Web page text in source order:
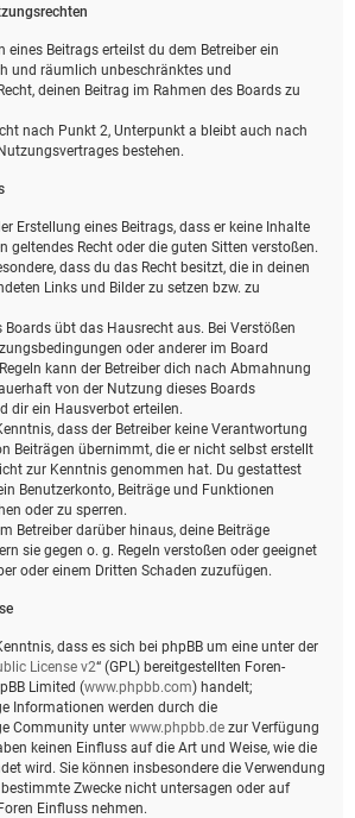
eines Beitrags erteilst du dem Betreiber ein
und räumlich unbeschränktes und
deinen Beitrag im Rahmen des Boards zu
nach Punkt 2, Unterpunkt a bleibt auch nach
bestehen.
Erstellung eines Beitrags, dass er keine Inhalte
geltendes Recht oder die guten Sitten verstoßen.
dass du das Recht besitzt, die in deinen
Links und Bilder zu setzen bzw. zu
Boards übt das Hausrecht aus. Bei Verstößen
oder anderer im Board
kann der Betreiber dich nach Abmahnung
von der Nutzung dieses Boards
dir ein Hausverbot erteilen.
dass der Betreiber keine Verantwortung
Beiträgen übernimmt, die er nicht selbst erstellt
zur Kenntnis genommen hat. Du gestattest
Benutzerkonto, Beiträge und Funktionen
oder zu sperren.
Betreiber darüber hinaus, deine Beiträge
sie gegen o. g. Regeln verstoßen oder geeignet
oder einem Dritten Schaden zuzufügen.
dass es sich bei phpBB um eine unter der
License v2“ (GPL) bereitgestellten Foren-
Limited (www.phpbb.com) handelt;
Informationen werden durch die
Community unter www.phpbb.de zur Verfügung
keinen Einfluss auf die Art und Weise, wie die
wird. Sie können insbesondere die Verwendung
Zwecke nicht untersagen oder auf
Einfluss nehmen.